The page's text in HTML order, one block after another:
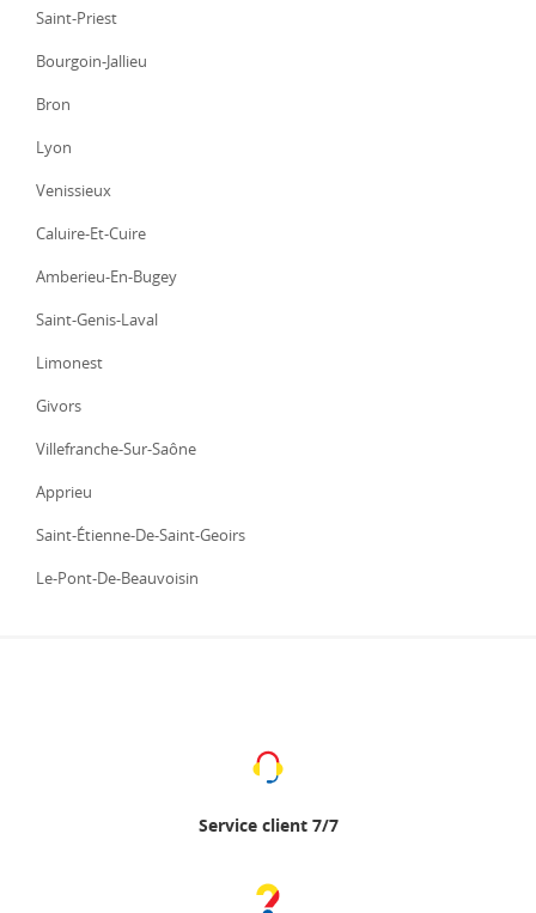
Saint-Priest
Bourgoin-Jallieu
Bron
Lyon
Venissieux
Caluire-Et-Cuire
Amberieu-En-Bugey
Saint-Genis-Laval
Limonest
Givors
Villefranche-Sur-Saône
Apprieu
Saint-Étienne-De-Saint-Geoirs
Le-Pont-De-Beauvoisin
Service client 7/7